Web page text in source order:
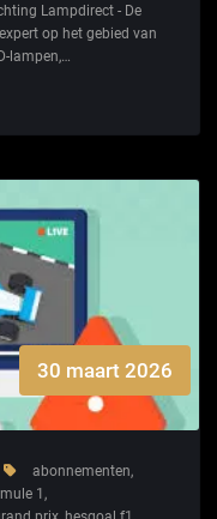
Lampdirect - De
op het gebied van
lampen,…
30 maart 2026
abonnementen,
1 ,